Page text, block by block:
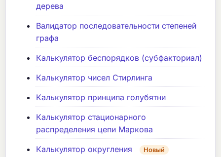
дерева
Валидатор последовательности степеней
графа
Калькулятор беспорядков (субфакториал)
Калькулятор чисел Стирлинга
Калькулятор принципа голубятни
Калькулятор стационарного
распределения цепи Маркова
Калькулятор округления
Новый